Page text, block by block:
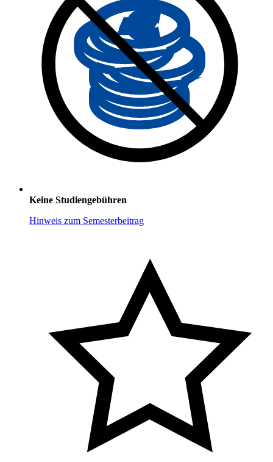
Keine Studiengebühren
Hinweis zum Semesterbeitrag